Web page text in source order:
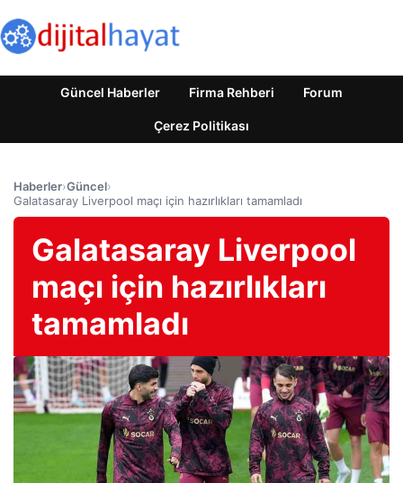
Güncel Haberler Firma Rehberi Forum
Çerez Politikası
Haberler›Güncel›
Galatasaray Liverpool maçı için hazırlıkları tamamladı
Galatasaray Liverpool
maçı için hazırlıkları
tamamladı